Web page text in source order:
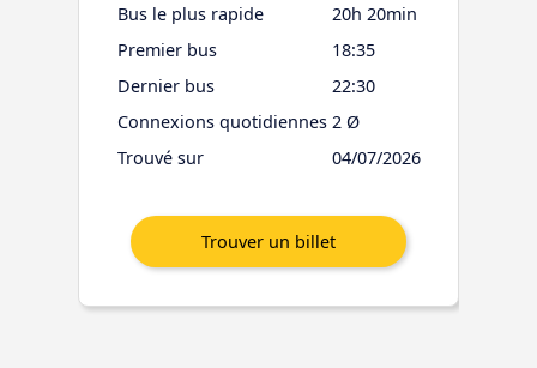
Bus le plus rapide
20h 20min
Premier bus
18:35
Dernier bus
22:30
Connexions quotidiennes 2 Ø
Trouvé sur
04/07/2026